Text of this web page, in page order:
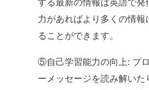
する最新の情報は英語で
力があればより多くの情
ることができます。
⑤自己学習能力の向上: プ
ーメッセージを読み解い